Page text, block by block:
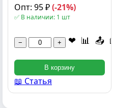
Опт: 95 ₽(-21%)
✅ В наличии: 1 шт
− + ❤ 📊 📤 📖
В корзину
📖 Статья